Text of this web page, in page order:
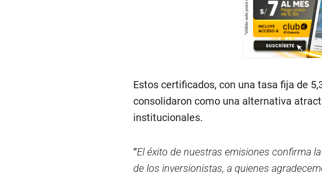
Estos certificados, con una tasa fija de
consolidaron como una alternativa
institucionales.
“El éxito de nuestras emisiones confirma
de los inversionistas, a quienes